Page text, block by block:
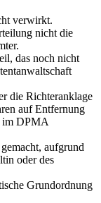
verwirkt.
nicht die
das noch nicht
die Richteranklage
auf Entfernung
im DPMA
aufgrund
oder des
Grundordnung